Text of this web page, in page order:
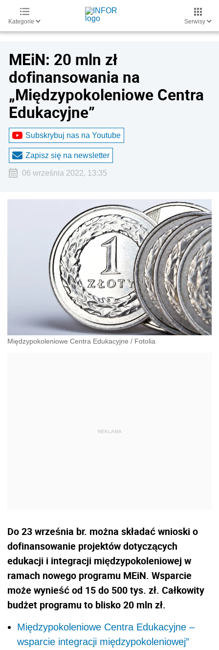
Kategorie Serwisy
MEiN: 20 mln zł
dofinansowania na
„Międzypokoleniowe Centra
Edukacyjne”
Subskrybuj nas na Youtube
Zapisz się na newsletter
06 września 2022, 13:35
Międzypokoleniowe Centra Edukacyjne / Fotolia
Do 23 września br. można składać wnioski o
dofinansowanie projektów dotyczących
edukacji i integracji międzypokoleniowej w
ramach nowego programu MEiN. Wsparcie
może wynieść od 15 do 500 tys. zł. Całkowity
budżet programu to blisko 20 mln zł.
Międzypokoleniowe Centra Edukacyjne –
wsparcie integracji międzypokoleniowej”